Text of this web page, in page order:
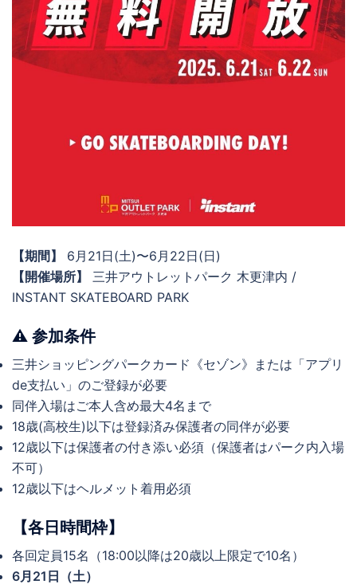
【期間】
6月21日(土)〜6月22日(日)
【開催場所】
三井アウトレットパーク 木更津内 /
INSTANT SKATEBOARD PARK
⚠️ 参加条件
三井ショッピングパークカード《セゾン》または「アプリ
de支払い」のご登録が必要
同伴入場はご本人含め最大4名まで
18歳(高校生)以下は登録済み保護者の同伴が必要
12歳以下は保護者の付き添い必須（保護者はパーク内入場
不可）
12歳以下はヘルメット着用必須
【各日時間枠】
各回定員15名（18:00以降は20歳以上限定で10名）
6月21日（土）